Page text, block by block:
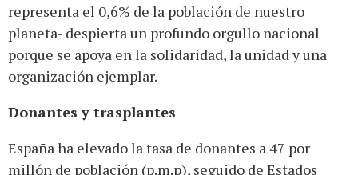
representa el 0,6% de la población de nuestro
planeta- despierta un profundo orgullo nacional
porque se apoya en la solidaridad, la unidad y una
organización ejemplar.
Donantes y trasplantes
España ha elevado la tasa de donantes a 47 por
millón de población (p.m.p), seguido de Estados